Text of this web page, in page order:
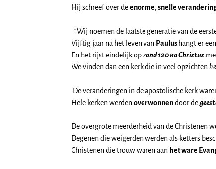
Hij schreef over deenorme, snelle
“Wij noemen de laatste generatie van de
Vijftig jaar na het leven van Paulus hangt er
En het rijst eindelijk oprond 120 na Christus
We vinden dan een kerk die in veel opzichten
De veranderingen in de apostolische kerk
Hele kerken werden overwonnendoor de
De overgrote meerderheid van de Christenen
Degenen die weigerden werden als ketters
Christenen die trouw waren aan het ware